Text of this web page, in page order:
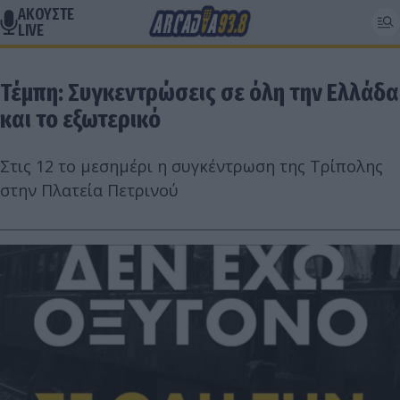
ΑΚΟΥΣΤΕ
LIVE
Τέμπη: Συγκεντρώσεις σε όλη την Ελλάδα
και το εξωτερικό
Στις 12 το μεσημέρι η συγκέντρωση της Τρίπολης
στην Πλατεία Πετρινού